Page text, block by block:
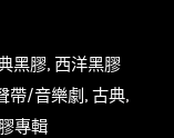
黑膠, 西洋黑膠
帶/音樂劇 , 古典,
專輯